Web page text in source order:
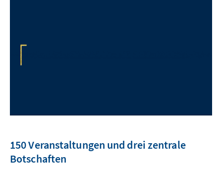
150 Veranstaltungen und drei zentrale
Botschaften